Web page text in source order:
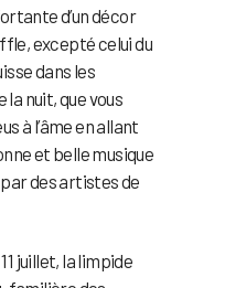
d’un décor
excepté celui du
dans les
nuit, que vous
à l’âme en allant
et belle musique
des artistes de
juillet, la limpide